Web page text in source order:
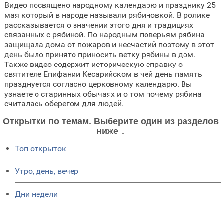
Видео посвящено народному календарю и празднику 25
мая который в народе называли рябиновкой. В ролике
рассказывается о значении этого дня и традициях
связанных с рябиной. По народным поверьям рябина
защищала дома от пожаров и несчастий поэтому в этот
день было принято приносить ветку рябины в дом.
Также видео содержит историческую справку о
святителе Епифании Кесарийском в чей день память
празднуется согласно церковному календарю. Вы
узнаете о старинных обычаях и о том почему рябина
считалась оберегом для людей.
Открытки по темам. Выберите один из разделов
ниже ↓
Топ открыток
Утро, день, вечер
Дни недели